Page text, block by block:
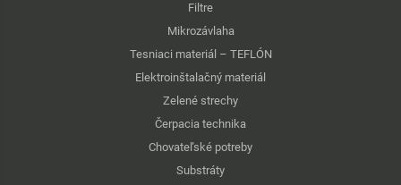
Filtre
Mikrozávlaha
Tesniaci materiál – TEFLÓN
Elektroinštalačný materiál
Zelené strechy
Čerpacia technika
Chovateľské potreby
Substráty